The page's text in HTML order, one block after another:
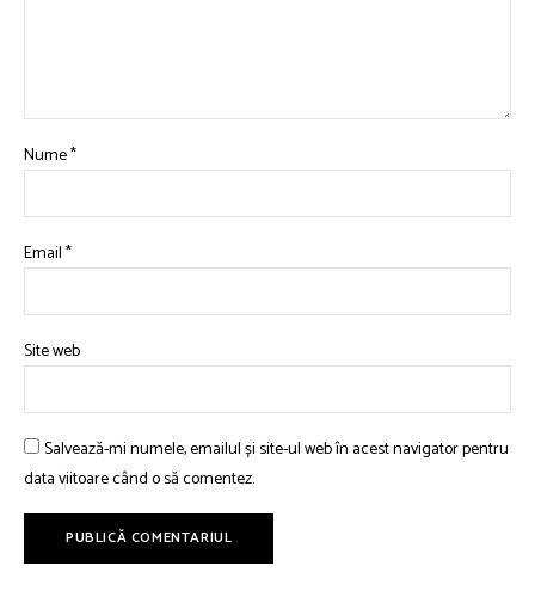
Nume*
Email*
Site web
Salvează-mi numele, emailul și site-ul web în acest navigator pentru
data viitoare când o să comentez.